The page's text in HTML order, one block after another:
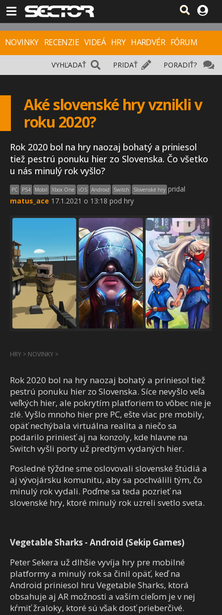
NOVINKY RECENZIE VIDEÁ HRY HARDVÉR FÓRUM
PORADIŤ?
PRIDAŤ
VYHĽADAŤ
Aké slovenské hry vznikli v
roku 2020?
Rok 2020 bol na hry naozaj bohatý a priniesol
tiež pestrú ponuku hier zo Slovenska. Čo všetko
u nás minulý rok vyšlo?
PC PS4 Mobil Xbox One iOS Android Switch Slovenské hry pridal
matus_ace 17.1.2021 o 13:18 pod hry
HRY > NOVINKY >
Rok 2020 bol na hry naozaj bohatý a priniesol tiež
pestrú ponuku hier zo Slovenska. Síce nevyšlo veľa
veľkých hier, ale pokrytím platforiem to vôbec nie je
zlé. Vyšlo mnoho hier pre PC, ešte viac pre mobily,
opäť nechýbala virtuálna realita a niečo sa
podarilo priniesť aj na konzoly, kde hlavne na
Switch vyšli porty už predtým vydaných hier.
Posledné týždne sme oslovovali slovenské štúdiá a
aj vývojársku komunitu, aby sa pochválili tým, čo
minulý rok vydali. Poďme sa teda pozrieť na
slovenské hry, ktoré minulý rok uzreli svetlo sveta.
Vegetable Sharks - Android (Sekip Games)
Peter Sekera už dlhšie vyvíja hry pre mobilné
platformy a minulý rok sa činil opäť, keď na
Android priniesol hru Vegetable Sharks, ktorá
obsahuje aj AR možnosti a vaším cieľom je v nej
kŕmiť žraloky, ktoré sú však dosť prieberčivé.